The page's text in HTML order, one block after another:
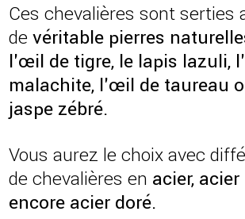
Ces chevalières sont serties
devéritable pierres
l'œil de tigre, le lapis lazuli,
malachite, l'œil de taureau
jaspe zébré.
Vous aurez le choix avec
de chevalières en acier,
encore acier doré.